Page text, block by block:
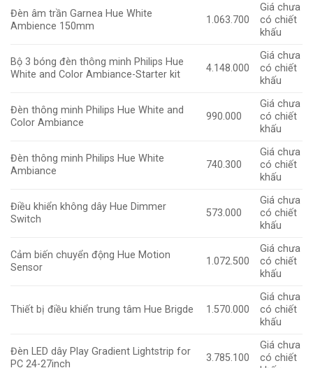
Đèn âm trần Garnea Hue White
Ambience 150mm
1.063.700
Giá chưa
có chiết
khấu
Bộ 3 bóng đèn thông minh Philips Hue
White and Color Ambiance-Starter kit
4.148.000
Giá chưa
có chiết
khấu
Đèn thông minh Philips Hue White and
Color Ambiance
990.000
Giá chưa
có chiết
khấu
Đèn thông minh Philips Hue White
Ambiance
740.300
Giá chưa
có chiết
khấu
Điều khiển không dây Hue Dimmer
Switch
573.000
Giá chưa
có chiết
khấu
Cảm biến chuyển động Hue Motion
Sensor
1.072.500
Giá chưa
có chiết
khấu
Thiết bị điều khiển trung tâm Hue Brigde 1.570.000
Giá chưa
có chiết
khấu
Đèn LED dây Play Gradient Lightstrip for
PC 24-27inch
3.785.100
Giá chưa
có chiết